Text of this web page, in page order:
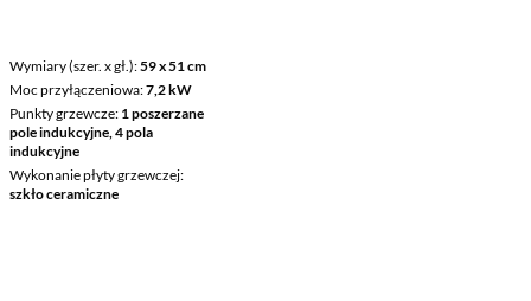
Wymiary (szer. x gł.) 59 x 51 cm
Moc przyłączeniowa 7,2 kW
Punkty grzewcze 1 poszerzane
pole indukcyjne, 4 pola
indukcyjne
Wykonanie płyty grzewczej
szkło ceramiczne